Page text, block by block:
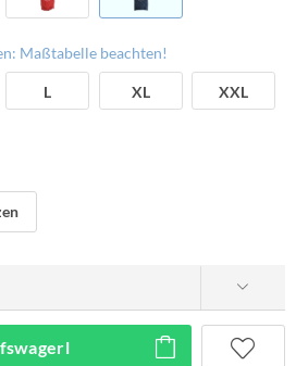
Maßtabelle beachten!
L XL XXL